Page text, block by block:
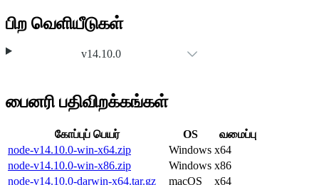
பிற வெளியீடுகள்
v14.10.0
பைனரி பதிவிறக்கங்கள்
கோப்புப் பெயர் OS
வமைப்பு
node-v14.10.0-win-x64.zip
Windows x64
node-v14.10.0-win-x86.zip
Windows x86
node-v14.10.0-darwin-x64.tar.gz
macOS
x64